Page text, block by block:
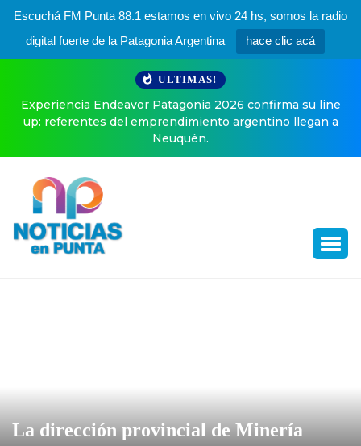
Escuchá FM Punta 88.1 estamos en vivo 24 hs, somos la radio
digital fuerte de la Patagonia Argentina
hace clic acá
ULTIMAS!
Patagonia 2026 confirma su line
argentino llegan a
El especial posteo de
La dirección provincial de Minería